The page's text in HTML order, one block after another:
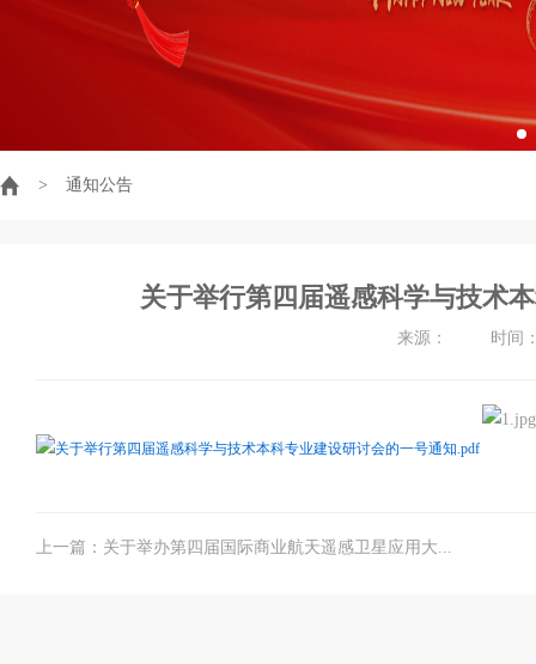
> 通知公告
关于举行第四届遥感科学与技术
来源： 时间：
关于举行第四届遥感科学与技术本科专业建设研讨会的一号通知.pdf
上一篇：关于举办第四届国际商业航天遥感卫星应用大...